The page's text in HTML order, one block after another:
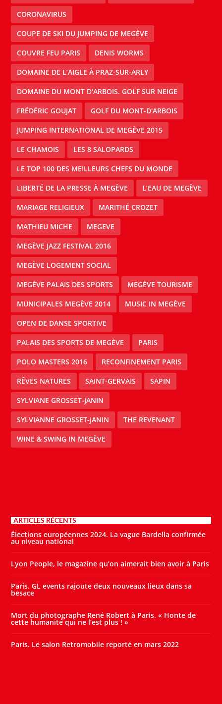
CORONAVIRUS
COUPE DE SKI DU JUMPING DE MEGÈVE
COUVRE FEU PARIS DENIS WORMS
DOMAINE DE L’AIGLE À PRAZ-SUR-ARLY
DOMAINE DU MONT D'ARBOIS. GOLF SUR NEIGE
FRÉDÉRIC GOUJAT GOLF DU MONT-D'ARBOIS
JUMPING INTERNATIONAL DE MEGÈVE 2015
LE CHAMOIS LES 8 SALOPARDS
LE TOP 100 DES MEILLEURS CHEFS DU MONDE
LIBERTÉ DE LA PRESSE À MEGÈVE L’EAU DE MEGÈVE
MARIAGE RELIGIEUX MARITHÉ CROZET
MATHIEU MICHE MEGEVE
MEGÈVE JAZZ FESTIVAL 2016
MEGÈVE LOGEMENT SOCIAL
MEGÈVE PALAIS DES SPORTS MEGÈVE TOURISME
MUNICIPALES MEGÈVE 2014 MUSIC IN MEGÈVE
OPEN DE DANSE SPORTIVE
PALAIS DES SPORTS DE MEGÈVE PARIS
POLO MASTERS 2016 RECONFINEMENT PARIS
RÊVES NATURES SAINT-GERVAIS SAPIN
SYLVIANE GROSSET-JANIN
SYLVIANNE GROSSET-JANIN THE REVENANT
WINE & SWING IN MEGÈVE
ARTICLES RÉCENTS
Élections européennes 2024. La vague Bardella confirmée
au niveau national
Lyon People, le magazine qu’on aimerait bien avoir à Paris
Paris. GL events rajoute deux nouveaux lieux dans sa
besace
Mort du photographe René Robert à Paris. « Honte de
cette humanité qui ne l’est plus ! »
Paris. Le salon Retromobile reporté en mars 2022